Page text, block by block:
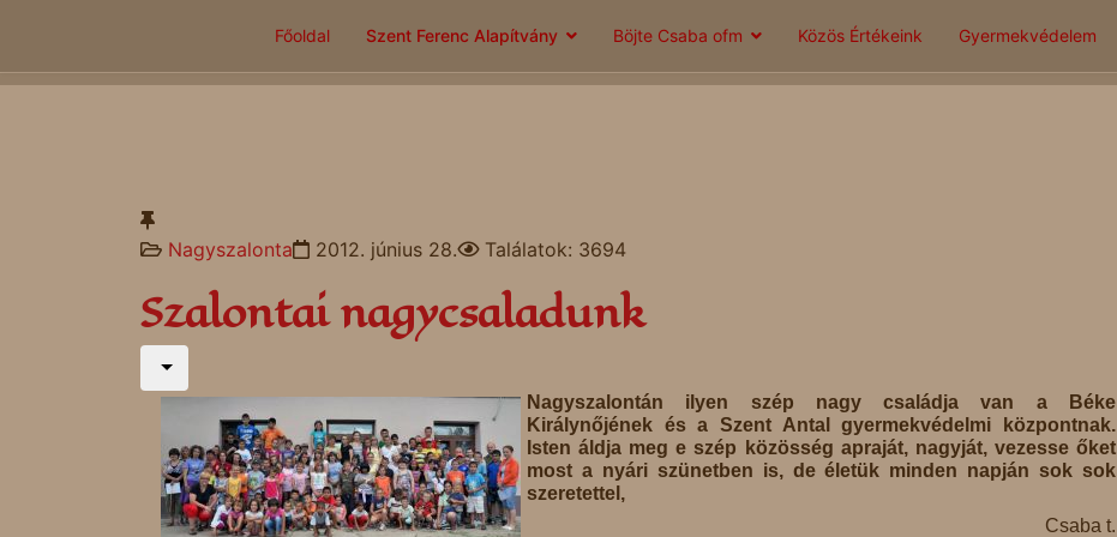
Főoldal Szent Ferenc Alapítvány Böjte Csaba ofm Közös Értékeink Gyermekvédelem
Nagyszalonta 2012. június 28. Találatok: 3694
Szalontai nagycsaladunk
Nagyszalontán ilyen szép nagy családja van a Béke
Királynőjének és a Szent Antal gyermekvédelmi központnak.
Isten áldja meg e szép közösség apraját, nagyját, vezesse őket
most a nyári szünetben is, de életük minden napján sok sok
szeretettel,
Csaba t.